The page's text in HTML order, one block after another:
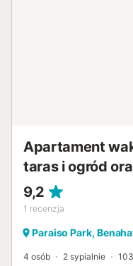
Apartament
taras i ogród
9,2
1 recenzja
Paraiso Park,
4 osób 2 sypialnie